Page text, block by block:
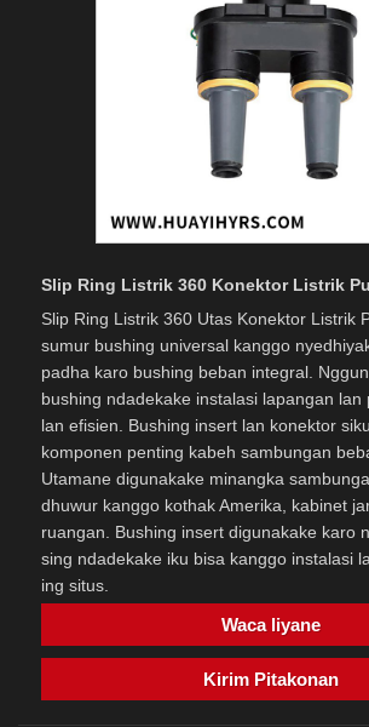
Slip Ring Listrik 360 Konektor Listrik
Slip Ring Listrik 360 Utas Konektor Listrik
sumur bushing universal kanggo
padha karo bushing beban integral.
bushing ndadekake instalasi lapangan lan
lan efisien. Bushing insert lan konektor
komponen penting kabeh sambungan
Utamane digunakake minangka
dhuwur kanggo kothak Amerika, kabinet
ruangan. Bushing insert digunakake karo
sing ndadekake iku bisa kanggo instalasi
ing situs.
Waca liyane
Kirim Pitakonan